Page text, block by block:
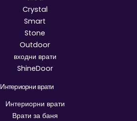
Crystal
Smart
Stone
Outdoor
входни врати
ShineDoor
Интериорни врати
Интериорни врати
Врати за баня